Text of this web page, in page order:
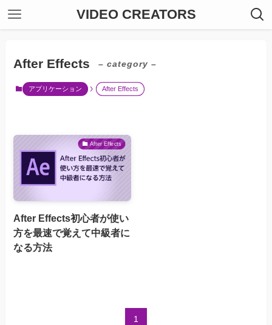
VIDEO CREATORS
After Effects – category –
アプリケーション After Effects
After Effects
After Effects初心者が使い
方を最速で覚えて中級者に
なる方法
1